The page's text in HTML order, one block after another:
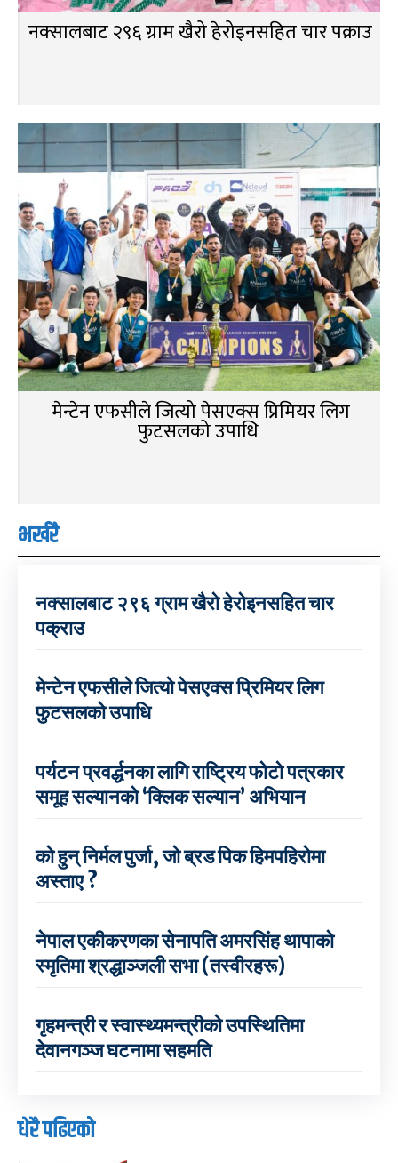
नक्सालबाट २९६ ग्राम खैरो हेरोइनसहित चार पक्राउ
मेन्टेन एफसीले जित्यो पेसएक्स प्रिमियर लिग
फुटसलको उपाधि
भर्खरै
नक्सालबाट २९६ ग्राम खैरो हेरोइनसहित चार
पक्राउ
मेन्टेन एफसीले जित्यो पेसएक्स प्रिमियर लिग
फुटसलको उपाधि
पर्यटन प्रवर्द्धनका लागि राष्ट्रिय फोटो पत्रकार
समूह सल्यानको ‘क्लिक सल्यान’ अभियान
को हुन् निर्मल पुर्जा, जो ब्रड पिक हिमपहिरोमा
अस्ताए ?
नेपाल एकीकरणका सेनापति अमरसिंह थापाको
स्मृतिमा श्रद्धाञ्जली सभा (तस्वीरहरू)
गृहमन्त्री र स्वास्थ्यमन्त्रीको उपस्थितिमा
देवानगञ्ज घटनामा सहमति
धेरै पढिएको